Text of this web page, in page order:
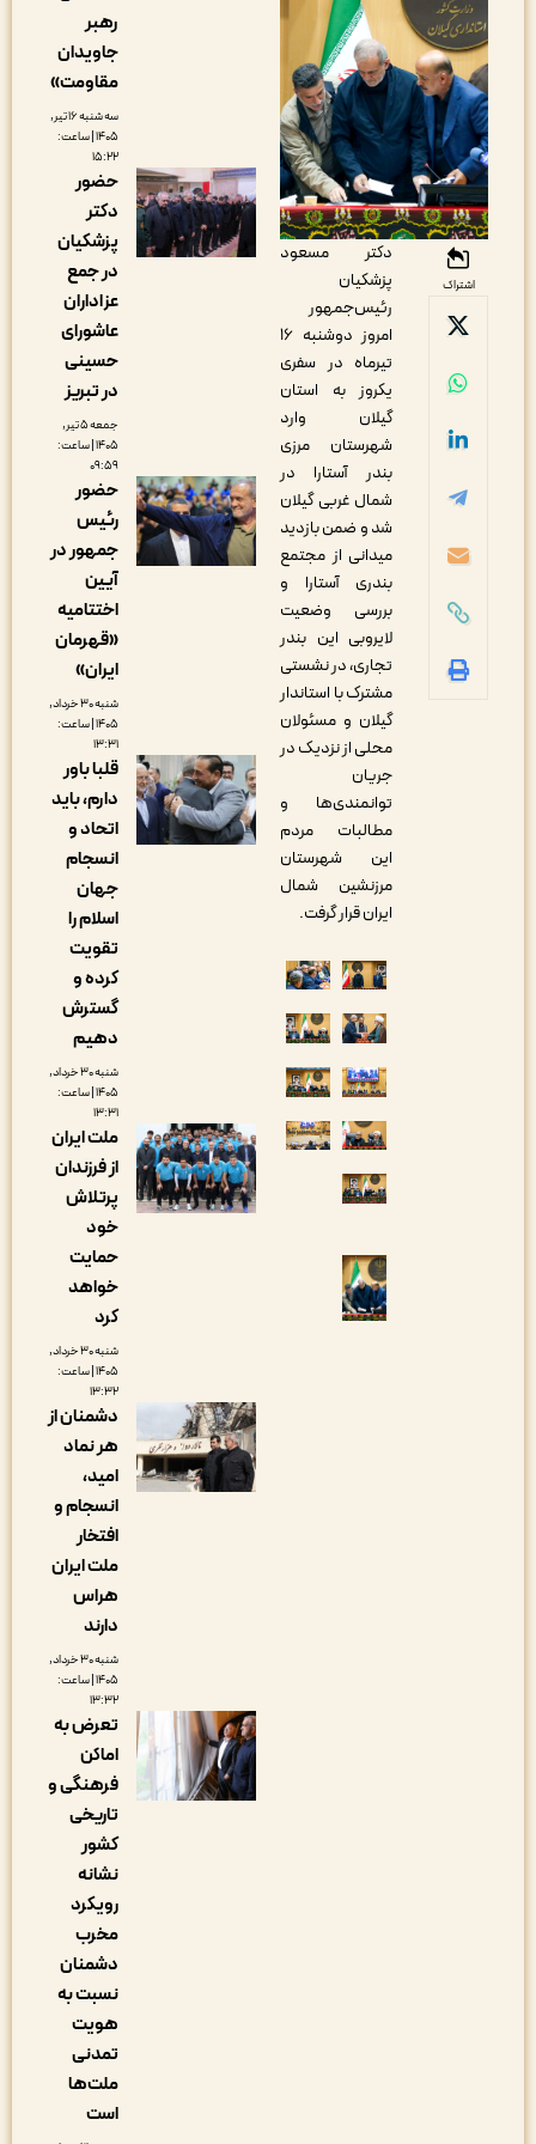
دکتر مسعود
پزشکیان
رئیس‌جمهور
امروز دوشنبه ۱۶
تیرماه در سفری
یکروز به استان
گیلان وارد
شهرستان مرزی
بندر آستارا در
شمال غربی گیلان
شد و ضمن بازدید
میدانی از مجتمع
بندری آستارا و
بررسی وضعیت
لایروبی این بندر
تجاری، در نشستی
مشترک با استاندار
گیلان و مسئولان
محلی از نزدیک در
توانمندی‌ها و
مطالبات مردم
این شهرستان
مرزنشین شمال
ایران قرار گرفت.
جاویدان
مقاومت»
سه شنبه ۱۶ تیر,
۱۴۰۵ | ساعت:
حضور
دکتر
پزشکیان
عزاداران
عاشورای
حسینی
جمعه ۵ تیر,
۱۴۰۵ | ساعت:
حضور
رئیس
جمهور در
اختتامیه
«قهرمان
شنبه ۳۰ خرداد,
۱۴۰۵ | ساعت:
قلبا باور
دارم، باید
اتحاد و
گسترش
شنبه ۳۰ خرداد,
۱۴۰۵ | ساعت:
ملت ایران
از فرزندان
پرتلاش
شنبه ۳۰ خرداد,
۱۴۰۵ | ساعت:
دشمنان از
هر نماد
امید،
انسجام و
ملت ایران
شنبه ۳۰ خرداد,
۱۴۰۵ | ساعت:
تعرض به
اماکن
فرهنگی و
دشمنان
نسبت به